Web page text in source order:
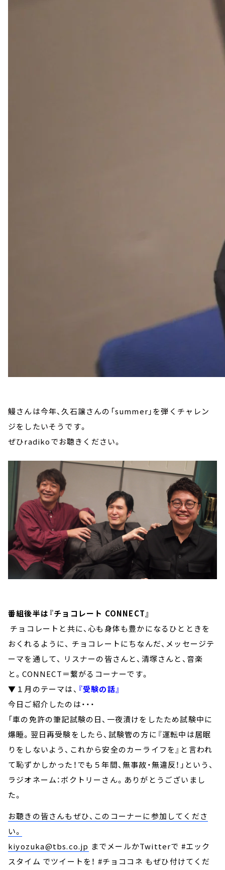
鰻さんは今年、久石譲さんの「summer」を弾くチャレン
ジをしたいそうです。
ぜひradikoでお聴きください。
番組後半は『チョコレート CONNECT』
チョコレートと共に、心も身体も豊かになるひとときを
おくれるように、 チョコレートにちなんだ、メッセージテ
ーマを通して、 リスナーの皆さんと、清塚さんと、音楽
と。CONNECT＝繋がるコーナーです。
▼１月のテーマは、 『受験の話』
今日ご紹介したのは・・・
「車の免許の筆記試験の日、一夜漬けをしたため試験中に
爆睡。翌日再受験をしたら、試験管の方に『運転中は居眠
りをしないよう、これから安全のカーライフを』と言われ
て恥ずかしかった！でも５年間、無事故・無違反！」という、
ラジオネーム：ボクトリーさん。ありがとうございまし
た。
お聴きの皆さんもぜひ、このコーナーに参加してくださ
い。
kiyozuka@tbs.co.jp までメールかTwitterで #エック
スタイム でツイートを！ #チョココネ もぜひ付けてくだ